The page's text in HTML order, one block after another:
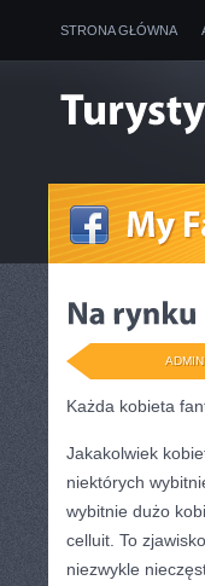
STRONA GŁÓWNA
ADMIN
Każda kobieta
Jakakolwiek
niektórych
wybitnie dużo
celluit. To
niezwykle